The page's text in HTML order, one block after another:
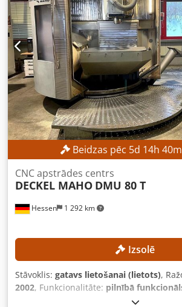
Y assas gājiens: 560 mm Z assas
Instrumentu magazīnas vietas: 24
stiprinājums: SK 40 C assas rotācijas
Darba virsmas izmērs: 600 x 1000 mm
Agozpxdwjyeha Darba virsmas
virsmas maksimālā slodze: 350 kg
kg T veida rievu skaits: 8 / 1 T veida
14 H7 T veida rievu attālums: 63 mm
Assu skaits: 5 (3+2) APRĪKOJUMS NC
frēzgalva (B ass) NC rotējošais darba
statiskajā darba virsmā (C ass)
Beidzas pēc 5d 14h 40
Hessen 1 292 km
CNC apstrādes centrs
DECKEL MAHO DMU 80 T
Izsolē
Stāvoklis: gatavs lietošanai (lietots),
2002, Funkcionalitāte: pilnībā
880 mm